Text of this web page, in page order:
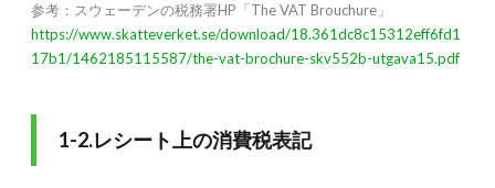
費精
算時
に知
消費
参考：スウェーデンの税務署HP「The VAT Brouchure」
https://www.skatteverket.se/download/18.361dc8c15312eff6fd1
17b1/1462185115587/the-vat-brochure-skv552b-utgava15.pdf
1-2.レシート上の消費税表記